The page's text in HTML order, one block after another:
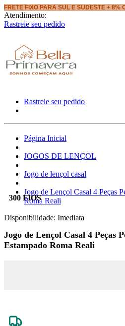
FRETE FIXO PARA SUL E SUDESTE + 8%
Atendimento:
Rastreie seu pedido
Rastreie seu pedido
Página Inicial
JOGOS DE LENÇOL
Jogo de lençol casal
Jogo de Lençol Casal 4 Peças
Roma Reali
300 FIOS
Disponibilidade: Imediata
Jogo de Lençol Casal 4 Peças
Estampado Roma Reali